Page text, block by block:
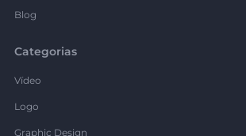
Blog
Categorias
Vídeo
Logo
Graphic Design